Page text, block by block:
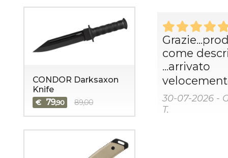
come
...arrivato
30-07-2026 -
T.
CONDOR Darksaxon
Knife
€ 79,90 89,00